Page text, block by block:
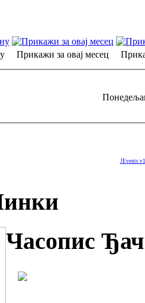
Прикажи за овај месец
JEvents
Часопис